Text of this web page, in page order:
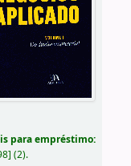
para empréstimo:
] (2).